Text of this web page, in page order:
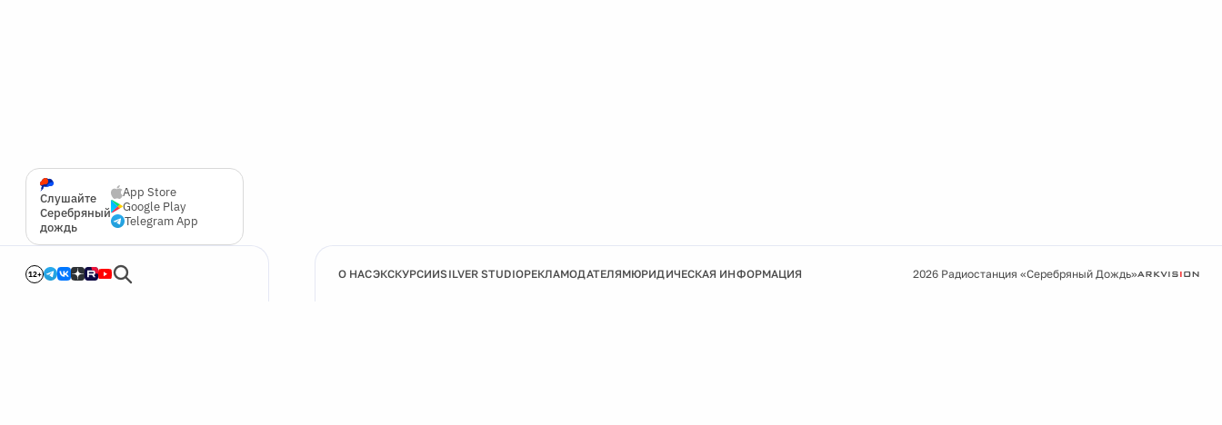
Слушайте
Серебряный
дождь
App Store
Google Play
Telegram App
12+ О НАСЭКСКУРСИИSILVER STUDIOРЕКЛАМОДАТЕЛЯМЮРИДИЧЕСКАЯ ИНФОРМАЦИЯ 2026 Радиостанция «Серебряный Дождь»